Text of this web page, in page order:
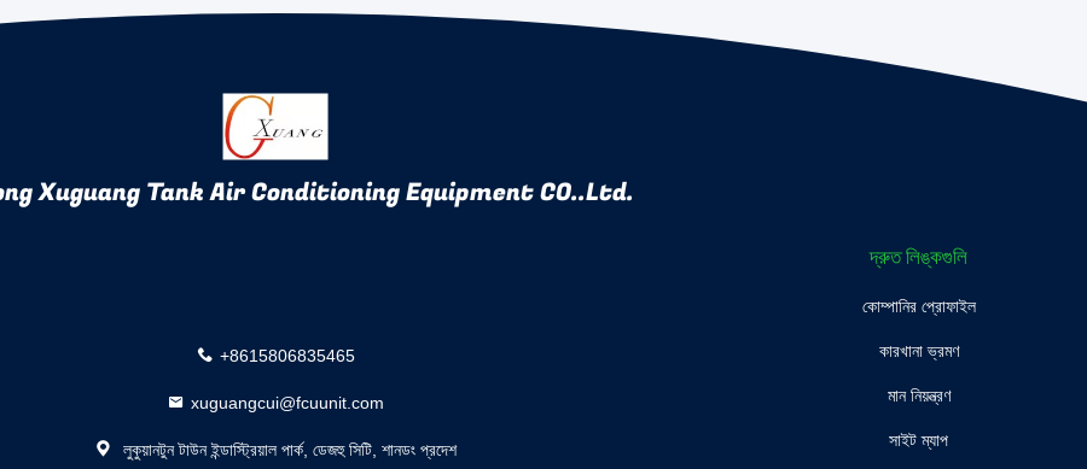
Xuguang Tank Air Conditioning Equipment CO..Ltd.
+8615806835465
xuguangcui@fcuunit.com
লুকুয়ানটুন টাউন ইন্ডাস্ট্রিয়াল পার্ক, ডেজহু সিটি, শানডং প্রদেশ
দ্রুত লিঙ্কগুলি
কোম্পানির প্রোফাইল
কারখানা ভ্রমণ
মান নিয়ন্ত্রণ
সাইট ম্যাপ